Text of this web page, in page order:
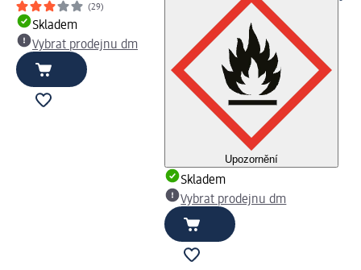
(29)
Skladem
Vybrat prodejnu dm
Upozornění
Skladem
Vybrat prodejnu dm